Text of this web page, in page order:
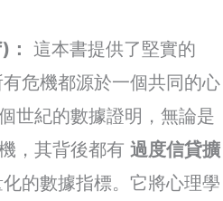
這本書提供了堅實的
危機都源於一個共同的心
世紀的數據證明，無論是
，其背後都有過度信貸擴
的數據指標。它將心理學